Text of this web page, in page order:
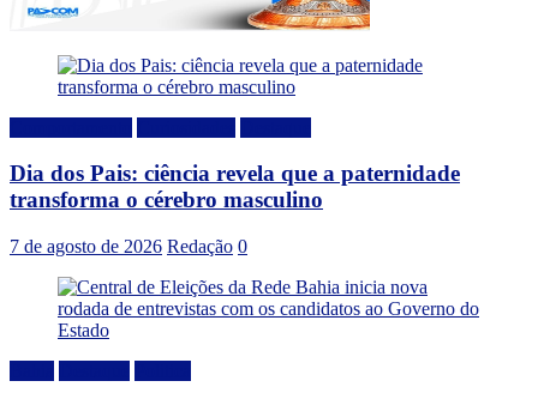
Dia dos Pais: ciência revela que a paternidade
transforma o cérebro masculino
7 de agosto de 2026 Redação 0